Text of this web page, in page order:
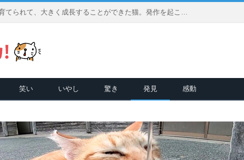
病気の犬に育てられて、大きく成長することができた猫。発作を起こす犬の命を優しい行動で何度も助ける
笑い いやし 驚き 発見 感動